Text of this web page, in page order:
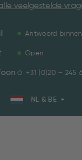
veelgestelde
Antwoord
Open
+31 (0)20 – 245
NL & BE